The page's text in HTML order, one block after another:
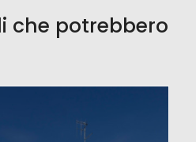
che potrebbero